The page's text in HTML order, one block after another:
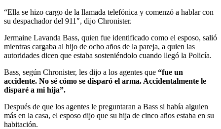
“Ella se hizo cargo de la llamada telefónica y comenzó a hablar con
su despachador del 911″, dijo Chronister.
Jermaine Lavanda Bass, quien fue identificado como el esposo, salió
mientras cargaba al hijo de ocho años de la pareja, a quien las
autoridades dicen que estaba sosteniéndolo cuando llegó la Policía.
Bass, según Chronister, les dijo a los agentes que “fue un
accidente. No sé cómo se disparó el arma. Accidentalmente le
disparé a mi hija”.
Después de que los agentes le preguntaran a Bass si había alguien
más en la casa, el esposo dijo que su hija de cinco años estaba en su
habitación.